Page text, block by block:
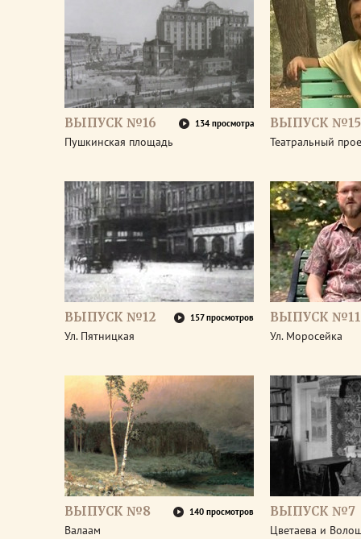
ВЫПУСК №16 134 просмотра
Пушкинская площадь
ВЫПУСК №15
Театральный
ВЫПУСК №12 157 просмотров
Ул. Пятницкая
ВЫПУСК №11
Ул. Моросейка
ВЫПУСК №8 140 просмотров
Валаам
ВЫПУСК №7
Цветаева и